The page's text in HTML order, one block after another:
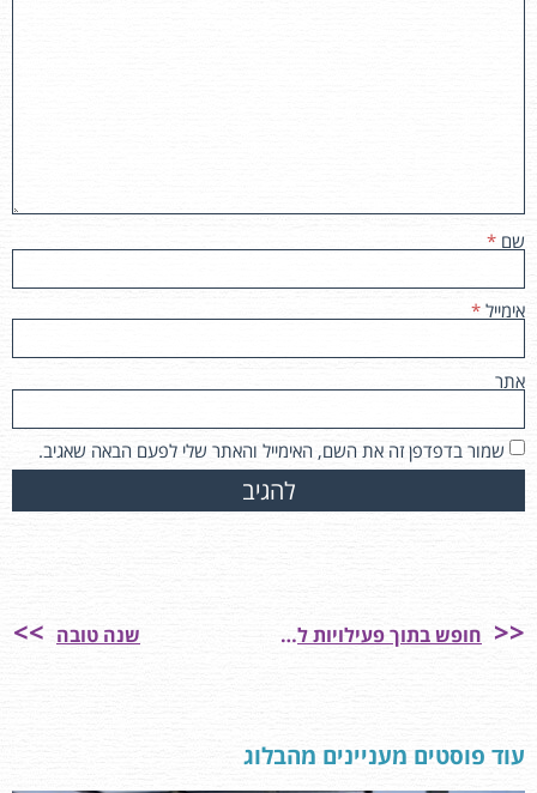
שם *
אימייל *
אתר
שמור בדפדפן זה את השם, האימייל והאתר שלי לפעם הבאה שאגיב.
חופש בתוך פעילויות למידה שנה טובה
עוד פוסטים מעניינים מהבלוג